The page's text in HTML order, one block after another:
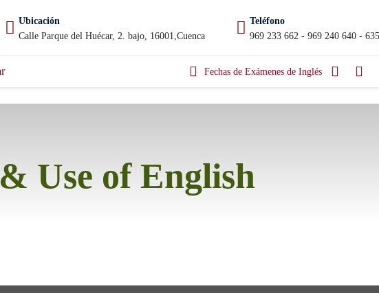
Ubicación
Calle Parque del Huécar, 2. bajo, 16001,Cuenca
Teléfono
969 233 662 - 969 240 640 -
Fechas de Exámenes de Inglés
Use of English